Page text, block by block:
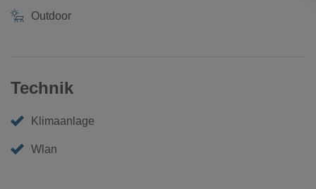
Outdoor
Technik
Klimaanlage
Wlan